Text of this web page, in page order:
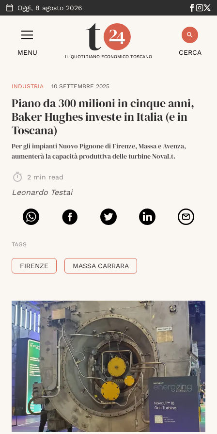
Oggi, 8 agosto 2026
MENU CERCA
IL QUOTIDIANO ECONOMICO TOSCANO
INDUSTRIA 10 SETTEMBRE 2025
Piano da 300 milioni in cinque anni,
Baker Hughes investe in Italia (e in
Toscana)
Per gli impianti Nuovo Pignone di Firenze, Massa e Avenza,
aumenterà la capacità produttiva delle turbine NovaLt.
2 min read
Leonardo Testai
TAGS
FIRENZE MASSA CARRARA